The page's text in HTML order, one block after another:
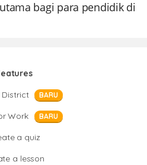
bagi para pendidik di
District
BARU
Work BARU
a quiz
a lesson